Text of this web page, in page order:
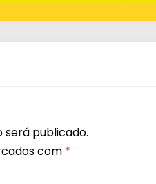
será publicado.
com *